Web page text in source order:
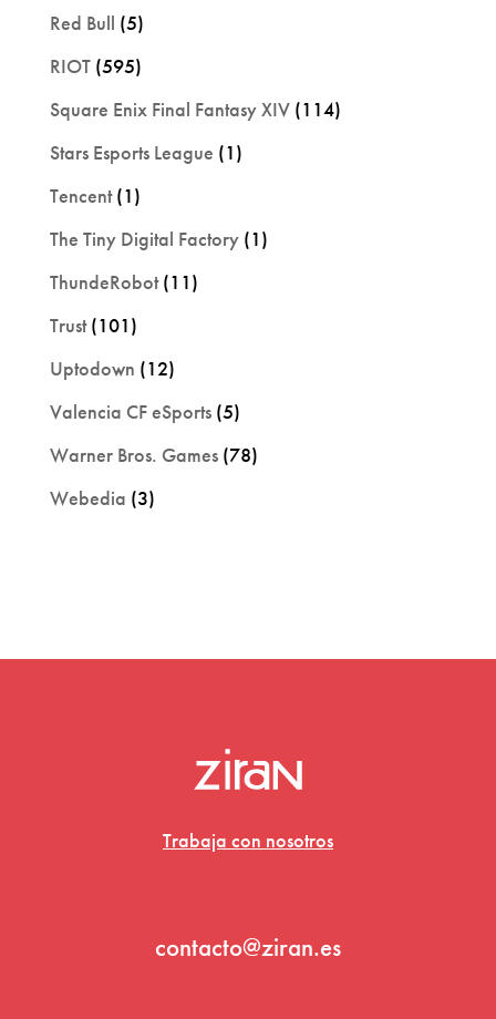
Red Bull (5)
RIOT(595)
Square Enix Final Fantasy XIV(114)
Stars Esports League (1)
Tencent(1)
The Tiny Digital Factory(1)
ThundeRobot(11)
Trust(101)
Uptodown (12)
Valencia CF eSports(5)
Warner Bros. Games(78)
Webedia (3)
Trabaja con nosotros
contacto@ziran.es